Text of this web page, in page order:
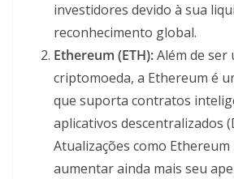
investidores devido à sua
reconhecimento global.
Ethereum (ETH):Além de ser
criptomoeda, a Ethereum é
que suporta contratos
aplicativos descentralizados
Atualizações como Ethereum
aumentar ainda mais seu